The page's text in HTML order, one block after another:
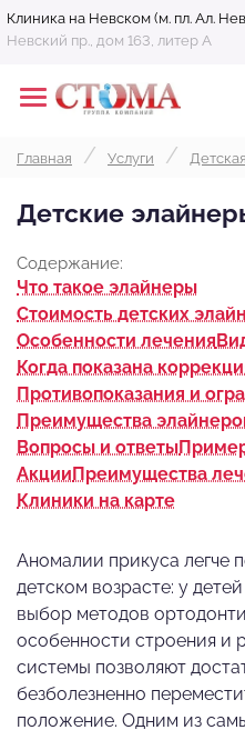
Клиника на Невском (м. пл. Ал.
Невский пр., дом 163, литер А
Главная Услуги
Детские
Содержание:
Что такое элайнеры
Стоимость детских
Особенности лечения
Когда показана
Противопоказания и
Преимущества
Вопросы и ответы
АкцииПреимущества
Клиники на карте
Аномалии прикуса легче
детском возрасте: у
выбор методов
особенности строения и
системы позволяют
безболезненно
положение. Одним из